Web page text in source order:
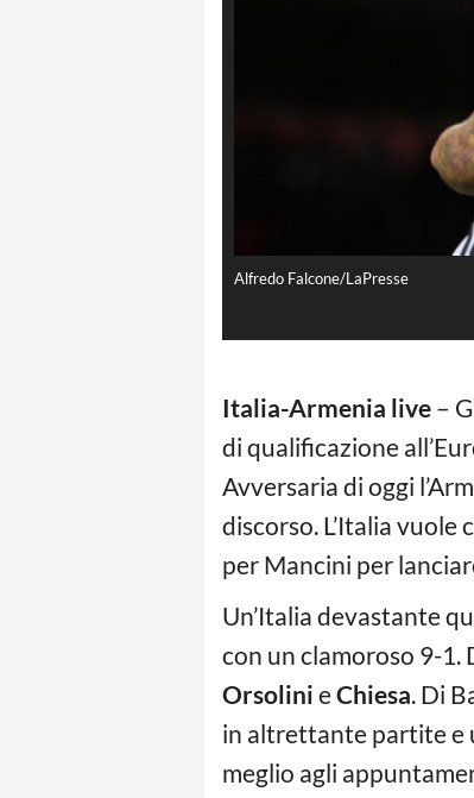
Alfredo Falcone/LaPresse
Italia-Armenia live –
di qualificazione
Avversaria di oggi
discorso. L’Italia
per Mancini per
Un’Italia devastante
con un clamoroso 9-
Orsolini eChiesa. Di
in altrettante partite e
meglio agli